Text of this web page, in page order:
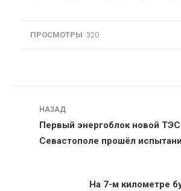
ПРОСМОТРЫ: 320
Навигация
НАЗАД
Первый энергоблок новой
Севастополе прошёл
На 7-м километре